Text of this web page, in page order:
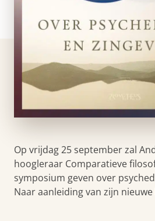
Op vrijdag 25 september zal
hoogleraar Comparatieve
symposium geven over
Naar aanleiding van zijn